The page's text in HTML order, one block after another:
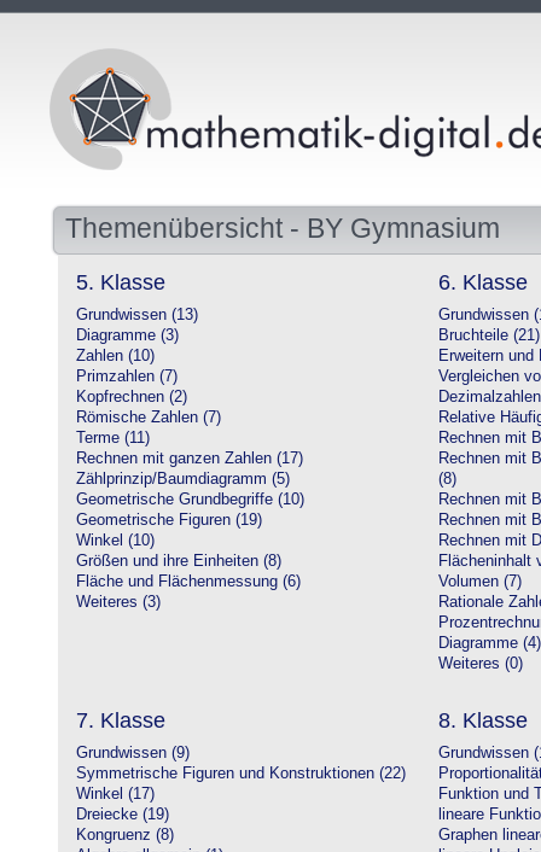
Themenübersicht - BY Gymnasium
5. Klasse
Grundwissen (13)
Diagramme (3)
Zahlen (10)
Primzahlen (7)
Kopfrechnen (2)
Römische Zahlen (7)
Terme (11)
Rechnen mit ganzen Zahlen (17)
Zählprinzip/Baumdiagramm (5)
Geometrische Grundbegriffe (10)
Geometrische Figuren (19)
Winkel (10)
Größen und ihre Einheiten (8)
Fläche und Flächenmessung (6)
Weiteres (3)
6. Klasse
Grundwissen
Bruchteile (21)
Erweitern und
Vergleichen
Relative
Rechnen mit
Rechnen mit
(8)
Rechnen mit
Rechnen mit
Rechnen mit
Flächeninhalt
Volumen (7)
Rationale
Diagramme (4)
Weiteres (0)
7. Klasse
Grundwissen (9)
Symmetrische Figuren und Konstruktionen (22)
Winkel (17)
Dreiecke (19)
Kongruenz (8)
8. Klasse
Grundwissen
Funktion und
lineare
Graphen